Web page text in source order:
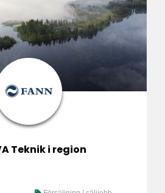
Teknik i region